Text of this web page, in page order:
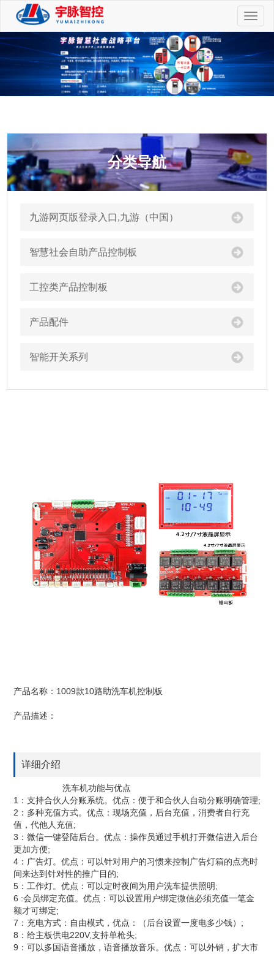
切
换
航
分类导航
九游网页版登录入口,九游（中国）
智慧社会自助产品控制板
工控类产品控制板
产品配件
智能开关系列
产品名称：1009款10路助洗车机控制板
产品描述：
详细介绍
洗车机功能与优点
1：支持合伙人分账系统。优点：便于和合伙人自动分账明确管理;
2：多种充值方式。优点：现场充值，后台充值，消费者自行充
值，代他人充值;
3：微信一键登陆后台。优点：操作员通过手机打开微信进入后台
更加方便;
4：广告灯。优点：可以针对用户的习惯来控制广告灯箱的点亮时
间来达到针对性的推广目的;
5：工作灯。优点：可以定时夜间为用户洗车提供照明;
6 :会员绑定充值。优点：可以设置用户绑定微信必须充值一笔金
额才可绑定;
7：充电方式：自由模式，优点：（后台设置一度电多少钱）;
8：给主板供电220V,支持单枪头;
9：可以多国语音播放，语音播放音乐。优点：可以外销，扩大市